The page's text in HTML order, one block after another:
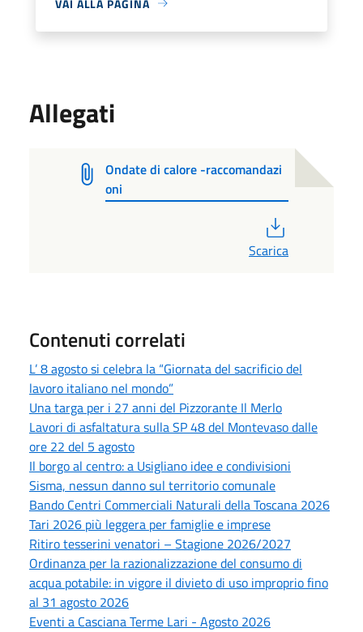
Allegati
Ondate di calore -raccomandazi
oni
Scarica
Contenuti correlati
L’ 8 agosto si celebra la “Giornata del sacrificio del
lavoro italiano nel mondo”
Una targa per i 27 anni del Pizzorante Il Merlo
Lavori di asfaltatura sulla SP 48 del Montevaso dalle
ore 22 del 5 agosto
Il borgo al centro: a Usigliano idee e condivisioni
Sisma, nessun danno sul territorio comunale
Bando Centri Commerciali Naturali della Toscana 2026
Tari 2026 più leggera per famiglie e imprese
Ritiro tesserini venatori – Stagione 2026/2027
Ordinanza per la razionalizzazione del consumo di
acqua potabile: in vigore il divieto di uso improprio fino
al 31 agosto 2026
Eventi a Casciana Terme Lari - Agosto 2026